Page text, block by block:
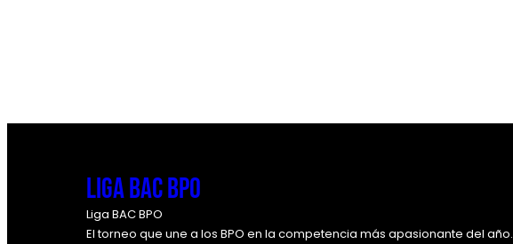
Liga BAC BPO
Liga BAC BPO
El torneo que une a los BPO en la competencia más apasionante del año.